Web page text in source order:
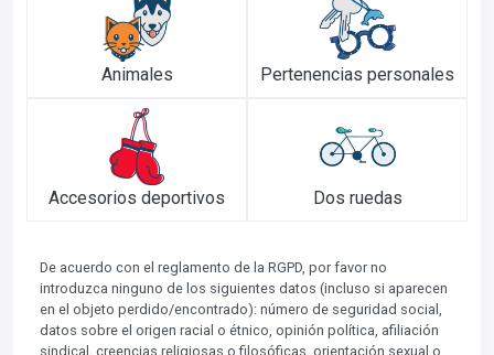
Animales Pertenencias personales
Accesorios deportivos Dos ruedas
De acuerdo con el reglamento de la RGPD, por favor no
introduzca ninguno de los siguientes datos (incluso si aparecen
en el objeto perdido/encontrado): número de seguridad social,
datos sobre el origen racial o étnico, opinión política, afiliación
sindical, creencias religiosas o filosóficas, orientación sexual o